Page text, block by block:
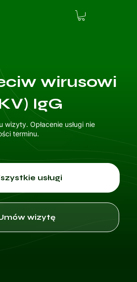
wirusowi
IgG
wizyty. Opłacenie usługi nie
terminu.
usługi
wizytę